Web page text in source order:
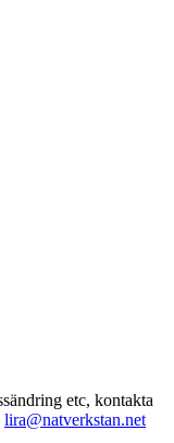
etc, kontakta
lira@natverkstan.net